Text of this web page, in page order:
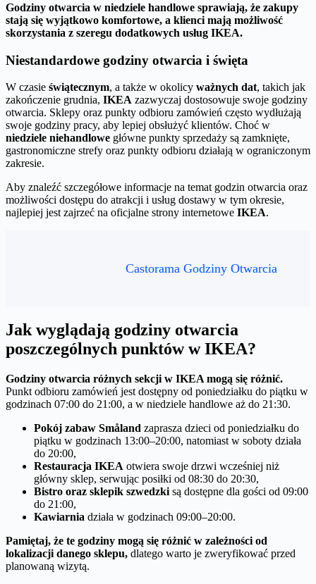
Godziny otwarcia w niedziele handlowe sprawiają, że zakupy
stają się wyjątkowo komfortowe, a klienci mają możliwość
skorzystania z szeregu dodatkowych usług IKEA.
Niestandardowe godziny otwarcia i święta
W czasie świątecznym, a także w okolicy ważnych dat, takich jak
zakończenie grudnia, IKEA zazwyczaj dostosowuje swoje godziny
otwarcia. Sklepy oraz punkty odbioru zamówień często wydłużają
swoje godziny pracy, aby lepiej obsłużyć klientów. Choć w
niedziele niehandlowe główne punkty sprzedaży są zamknięte,
gastronomiczne strefy oraz punkty odbioru działają w ograniczonym
zakresie.
Aby znaleźć szczegółowe informacje na temat godzin otwarcia oraz
możliwości dostępu do atrakcji i usług dostawy w tym okresie,
najlepiej jest zajrzeć na oficjalne strony internetowe IKEA.
Castorama Godziny Otwarcia
Jak wyglądają godziny otwarcia
poszczególnych punktów w IKEA?
Godziny otwarcia różnych sekcji w IKEA mogą się różnić.
Punkt odbioru zamówień jest dostępny od poniedziałku do piątku w
godzinach 07:00 do 21:00, a w niedziele handlowe aż do 21:30.
Pokój zabaw Småland zaprasza dzieci od poniedziałku do
piątku w godzinach 13:00–20:00, natomiast w soboty działa
do 20:00,
Restauracja IKEA otwiera swoje drzwi wcześniej niż
główny sklep, serwując posiłki od 08:30 do 20:30,
Bistro oraz sklepik szwedzki są dostępne dla gości od 09:00
do 21:00,
Kawiarnia działa w godzinach 09:00–20:00.
Pamiętaj, że te godziny mogą się różnić w zależności od
lokalizacji danego sklepu, dlatego warto je zweryfikować przed
planowaną wizytą.